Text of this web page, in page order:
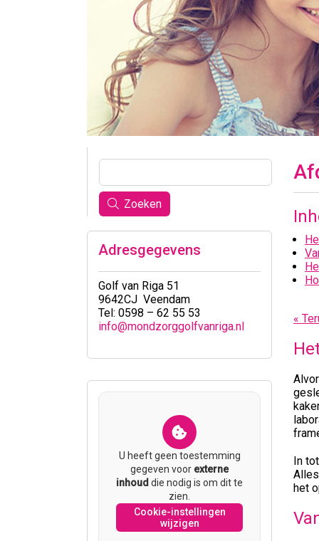
«
In
het
Zoeken
Adresgegevens
Golf van Riga 51
9642CJ Veendam
Tel: 0598 – 62 55 53
info@mondzorggolfvanriga.nl
U heeft geen toestemming
gegeven voor externe
inhoud die nodig is om dit te
zien.
Cookie-instellingen
wijzigen